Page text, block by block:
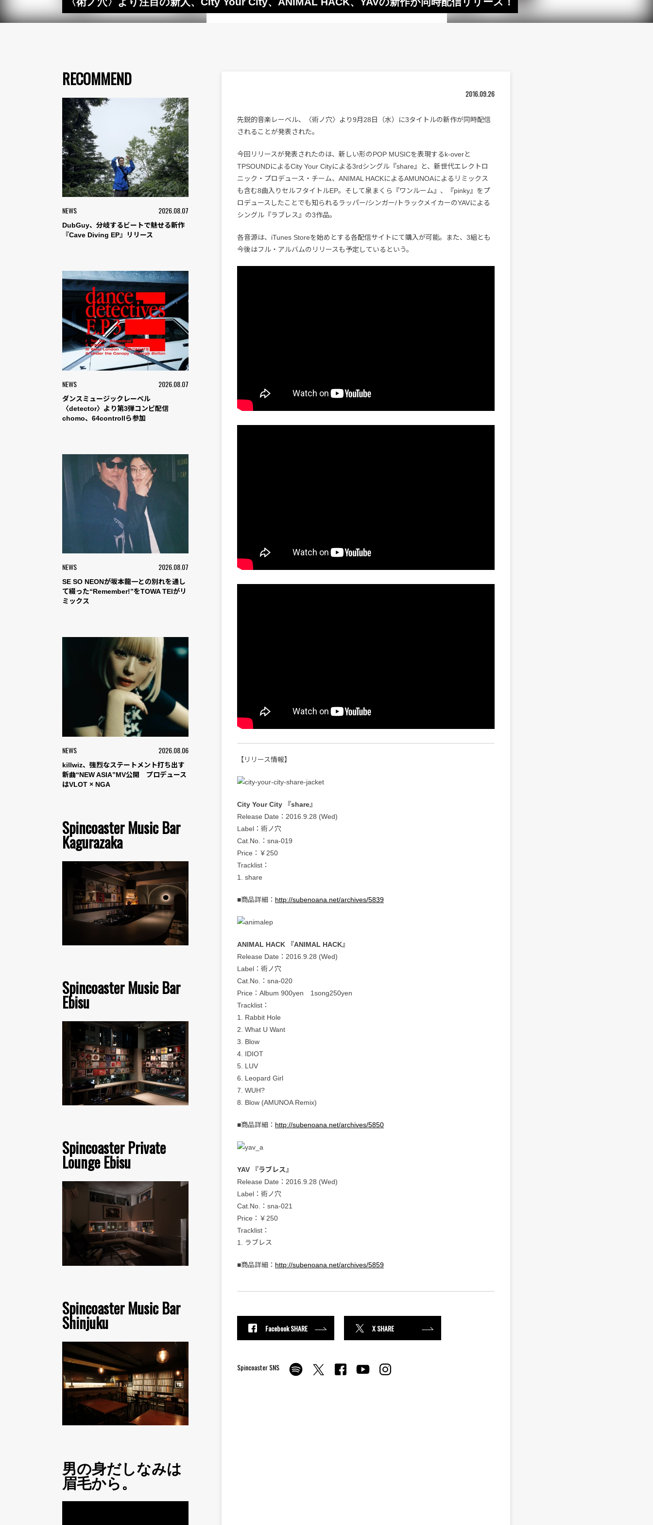
RECOMMEND
NEWS 2026.08.07
DubGuy、分岐するビートで魅せる新作
『Cave Diving EP』リリース
NEWS 2026.08.07
ダンスミュージックレーベル
〈detector〉より第3弾コンピ配信
chomo、64controllら参加
NEWS 2026.08.07
SE SO NEONが坂本龍一との別れを通し
て綴った“Remember!”をTOWA TEIがリ
ミックス
NEWS 2026.08.06
killwiz、強烈なステートメント打ち出す
新曲“NEW ASIA”MV公開 プロデュース
はVLOT × NGA
Spincoaster Music Bar
Kagurazaka
Spincoaster Music Bar
Ebisu
Spincoaster Private
Lounge Ebisu
Spincoaster Music Bar
Shinjuku
男の身だしなみは
眉毛から。
2016.09.26
先鋭的音楽レーベル、〈術ノ穴〉より9月28日（水）に3タイトルの新作が同時配信
されることが発表された。
今回リリースが発表されたのは、新しい形のPOP MUSICを表現するk-overと
TPSOUNDによるCity Your Cityによる3rdシングル『share』と、新世代エレクトロ
ニック・プロデュース・チーム、ANIMAL HACKによるAMUNOAによるリミックス
も含む8曲入りセルフタイトルEP。そして泉まくら『ワンルーム』、『pinky』をプ
ロデュースしたことでも知られるラッパー/シンガー/トラックメイカーのYAVによる
シングル『ラブレス』の3作品。
各音源は、iTunes Storeを始めとする各配信サイトにて購入が可能。また、3組とも
今後はフル・アルバムのリリースも予定しているという。
【リリース情報】
City Your City 『share』
Release Date：2016.9.28 (Wed)
Label：術ノ穴
Cat.No.：sna-019
Price：￥250
Tracklist：
1. share
■商品詳細： http://subenoana.net/archives/5839
ANIMAL HACK 『ANIMAL HACK』
Release Date：2016.9.28 (Wed)
Label：術ノ穴
Cat.No.：sna-020
Price：Album 900yen 1song250yen
Tracklist：
1. Rabbit Hole
2. What U Want
3. Blow
4. IDIOT
5. LUV
6. Leopard Girl
7. WUH?
8. Blow (AMUNOA Remix)
■商品詳細： http://subenoana.net/archives/5850
YAV 『ラブレス』
Release Date：2016.9.28 (Wed)
Label：術ノ穴
Cat.No.：sna-021
Price：￥250
Tracklist：
1. ラブレス
■商品詳細： http://subenoana.net/archives/5859
Facebook SHARE X SHARE
Spincoaster SNS